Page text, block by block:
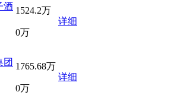
酒 1524.2万
0万
详细
团 1765.68万
0万
详细